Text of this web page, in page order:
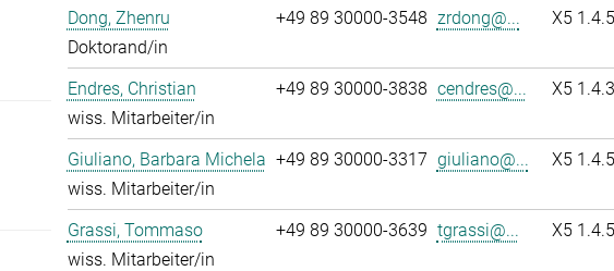
Dong, Zhenru
Doktorand/in
+49 89 30000-3548 zrdong@... X5
Endres, Christian
wiss. Mitarbeiter/in
+49 89 30000-3838 cendres@... X5
Giuliano, Barbara Michela
wiss. Mitarbeiter/in
+49 89 30000-3317 giuliano@... X5
Grassi, Tommaso
wiss. Mitarbeiter/in
+49 89 30000-3639 tgrassi@... X5